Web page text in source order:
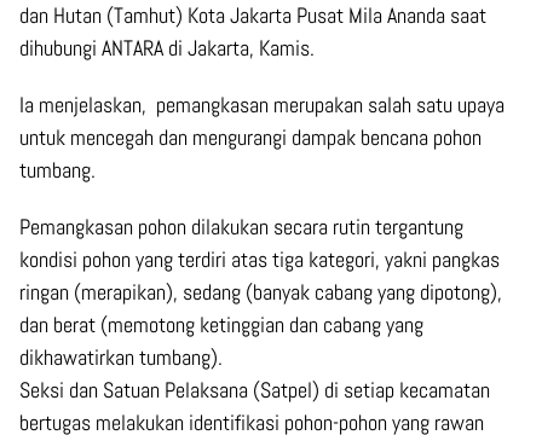
dan Hutan (Tamhut) Kota Jakarta Pusat Mila Ananda saat
dihubungi ANTARA di Jakarta, Kamis.
Ia menjelaskan, pemangkasan merupakan salah satu upaya
untuk mencegah dan mengurangi dampak bencana pohon
tumbang.
Pemangkasan pohon dilakukan secara rutin tergantung
kondisi pohon yang terdiri atas tiga kategori, yakni pangkas
ringan (merapikan), sedang (banyak cabang yang dipotong),
dan berat (memotong ketinggian dan cabang yang
dikhawatirkan tumbang).
Seksi dan Satuan Pelaksana (Satpel) di setiap kecamatan
bertugas melakukan identifikasi pohon-pohon yang rawan